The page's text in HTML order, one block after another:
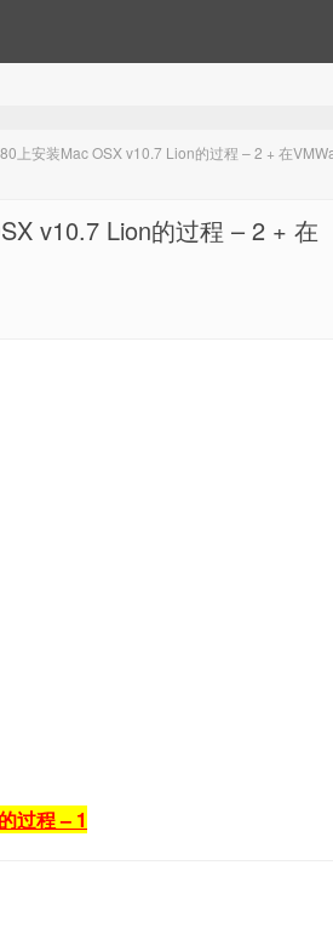
上安装Mac OSX v10.7 Lion的过程 – 2 + 在
v10.7 Lion的过程 – 2 + 在
过程 – 1